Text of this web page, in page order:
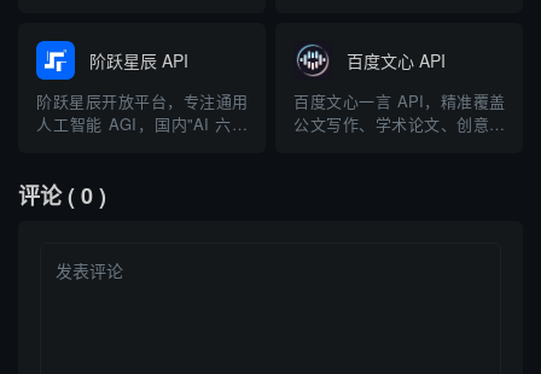
阶跃星辰 API
阶跃星辰开放平台，专注通用
人工智能 AGI，国内"AI 六小
百度文心 API
百度文心一言 API，精准覆盖
公文写作、学术论文、创意策
评论( 0 )